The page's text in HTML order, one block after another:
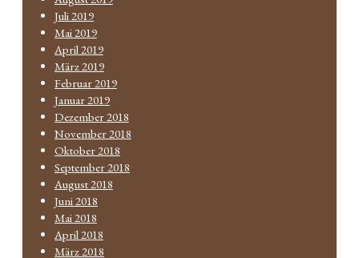
Juli 2019
Mai 2019
April 2019
März 2019
Februar 2019
Januar 2019
Dezember 2018
November 2018
Oktober 2018
September 2018
August 2018
Juni 2018
Mai 2018
April 2018
März 2018